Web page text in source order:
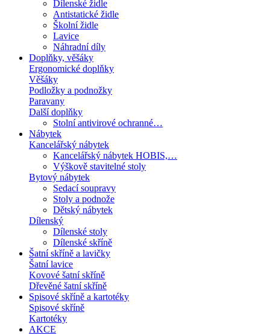
Dílenské židle
Antistatické židle
Školní židle
Lavice
Náhradní díly
Doplňky, věšáky
Ergonomické doplňky
Věšáky
Podložky a podnožky
Paravany
Další doplňky
Stolní antivirové ochranné…
Nábytek
Kancelářský nábytek
Kancelářský nábytek HOBIS,…
Výškově stavitelné stoly
Bytový nábytek
Sedací soupravy
Stoly a podnože
Dětský nábytek
Dílenský
Dílenské stoly
Dílenské skříně
Šatní skříně a lavičky
Šatní lavice
Kovové šatní skříně
Dřevěné šatní skříně
Spisové skříně a kartotéky
Spisové skříně
Kartotéky
AKCE